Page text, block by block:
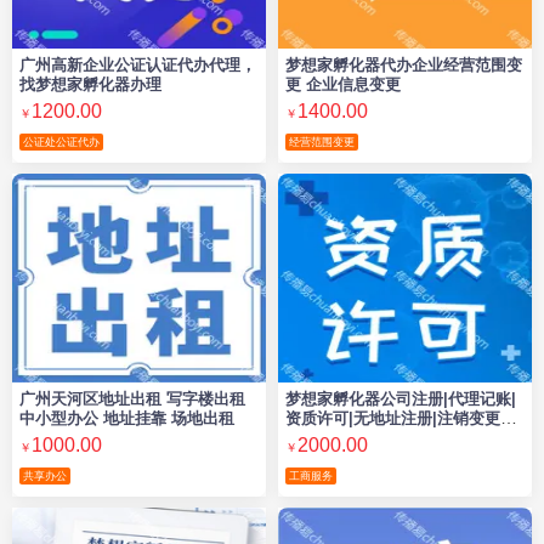
广州高新企业公证认证代办代理，
找梦想家孵化器办理
￥ 1200.00
公证处公证代办
梦想家孵化器代办企业经营范围变
更 企业信息变更
￥ 1400.00
经营范围变更
广州天河区地址出租 写字楼出租
中小型办公 地址挂靠 场地出租
￥ 1000.00
共享办公
梦想家孵化器公司注册|代理记账|
资质许可|无地址注册|注销变更一
站式企业服务
￥ 2000.00
工商服务